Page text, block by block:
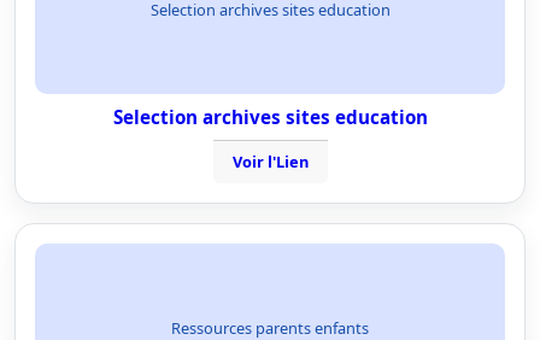
Selection archives sites education
Selection archives sites education
Voir l'Lien
Ressources parents enfants